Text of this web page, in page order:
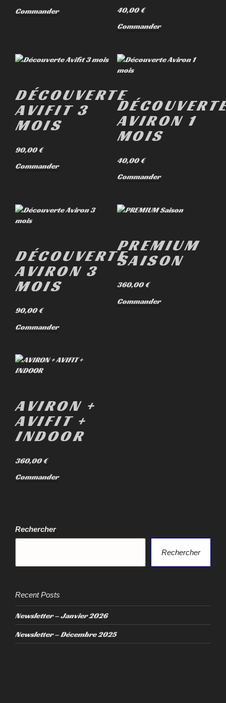
Commander
40,00€
Commander
DÉCOUVERTE
AVIFIT 3
MOIS
90,00€
Commander
AVIRON 1
MOIS
40,00€
Commander
DÉCOUVERTE
AVIRON 3
MOIS
90,00€
Commander
PREMIUM
SAISON
360,00€
Commander
AVIRON +
AVIFIT +
INDOOR
360,00€
Commander
Rechercher
Rechercher
Recent Posts
Newsletter – Janvier 2026
Newsletter – Décembre 2025